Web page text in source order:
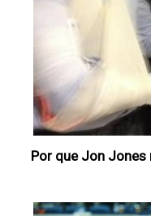
Por que Jon